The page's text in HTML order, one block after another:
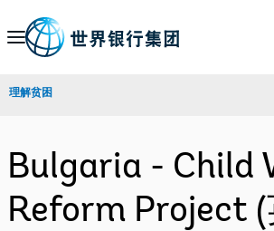
Skip
Navigation
理解贫困
Bulgaria - Child
Reform Project